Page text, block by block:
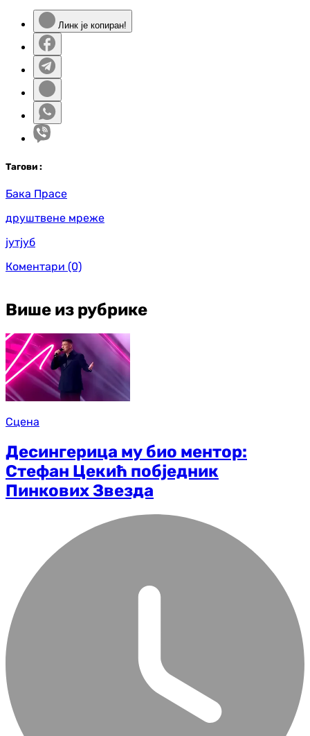
Линк је копиран!
Тагови :
Бака Прасе
друштвене мреже
јутјуб
Коментари (0)
Више из рубрике
Сцена
Десингерица му био ментор:
Стефан Цекић побједник
Пинкових Звезда